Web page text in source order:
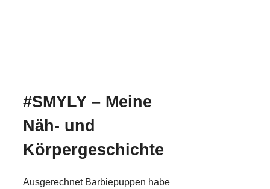
#SMYLY – Meine
Näh- und
Körpergeschichte
Ausgerechnet Barbiepuppen habe